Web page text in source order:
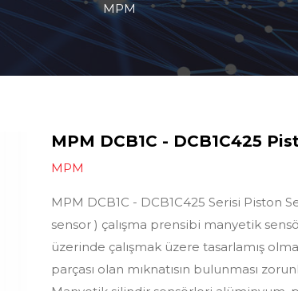
MPM
MPM DCB1C - DCB1C425
MPM
MPM DCB1C - DCB1C425 Serisi
sensor ) çalışma prensibi manyetik
üzerinde çalışmak üzere tasarlamış
parçası olan mıknatısın bulunması